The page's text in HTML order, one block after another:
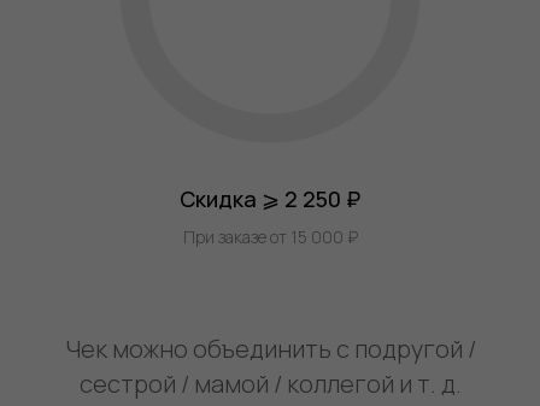
Скидка ⩾ 2 250 ₽
При заказе от 15 000 ₽
Чек можно объединить с подругой /
сестрой / мамой / коллегой и т. д.